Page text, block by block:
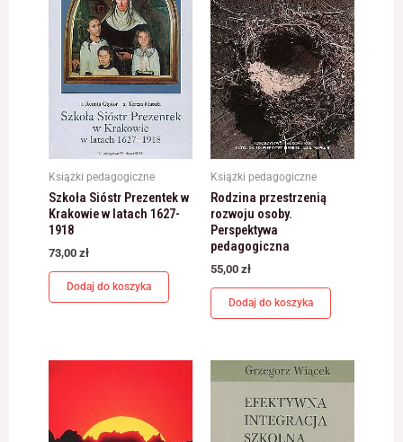
Książki pedagogiczne
Szkoła Sióstr Prezentek w
Krakowie w latach 1627-
1918
73,00 zł
Dodaj do koszyka
Książki pedagogiczne
Rodzina przestrzenią
rozwoju osoby.
Perspektywa
pedagogiczna
55,00 zł
Dodaj do koszyka